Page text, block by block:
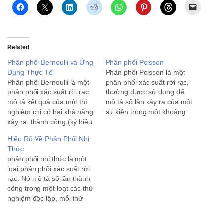
Related
Phân phối Bernoulli và Ứng
Dụng Thực Tế
Phân phối Bernoulli là một
phân phối xác suất rời rạc
mô tả kết quả của một thí
nghiệm chỉ có hai khả năng
xảy ra: thành công (ký hiệu
là 0). Phân phối này được
đặt theo tên nhà toán học
Thụy…
Phân phối Poisson
Phân phối Poisson là một
phân phối xác suất rời rạc,
thường được sử dụng để
mô tả số lần xảy ra của một
sự kiện trong một khoảng
Hiểu Rõ Về Phân Phối Nhị
Thức
phân phối nhị thức là một
loại phân phối xác suất rời
rạc. Nó mô tả số lần thành
công trong một loạt các thử
nghiệm độc lập, mỗi thử